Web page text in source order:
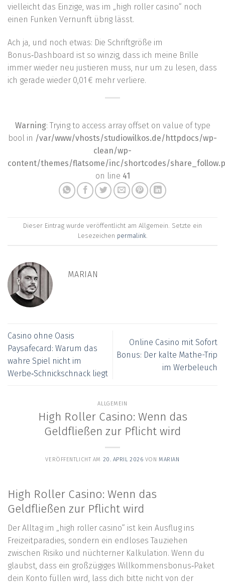
vielleicht das Einzige, was im „high roller casino“ noch
einen Funken Vernunft übrig lässt.
Ach ja, und noch etwas: Die Schriftgröße im
Bonus‑Dashboard ist so winzig, dass ich meine Brille
immer wieder neu justieren muss, nur um zu lesen, dass
ich gerade wieder 0,01 € mehr verliere.
Warning: Trying to access array offset on value of type
bool in /var/www/vhosts/studiowilkos.de/httpdocs/wp-
clean/wp-
content/themes/flatsome/inc/shortcodes/
on line 41
Dieser Eintrag wurde veröffentlicht am Allgemein. Setzte ein
Lesezeichen permalink.
MARIAN
Casino ohne Oasis
Paysafecard: Warum das
wahre Spiel nicht im
Werbe‑Schnickschnack liegt
Online Casino mit Sofort
Bonus: Der kalte Mathe-Trip
im Werbeleuch
ALLGEMEIN
High Roller Casino: Wenn das
Geldfließen zur Pflicht wird
VERÖFFENTLICHT AM 20. APRIL 2026 VONMARIAN
High Roller Casino: Wenn das
Geldfließen zur Pflicht wird
Der Alltag im „high roller casino“ ist kein Ausflug ins
Freizeitparadies, sondern ein endloses Tauziehen
zwischen Risiko und nüchterner Kalkulation. Wenn du
glaubst, dass ein großzügiges Willkommensbonus‑Paket
dein Konto füllen wird, lass dich bitte nicht von der